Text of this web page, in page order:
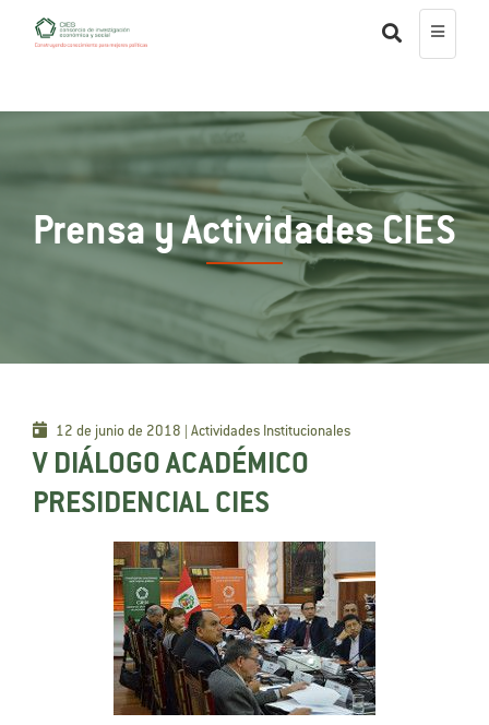
Prensa y Actividades CIES
12 de junio de 2018 | Actividades Institucionales
V DIÁLOGO ACADÉMICO
PRESIDENCIAL CIES